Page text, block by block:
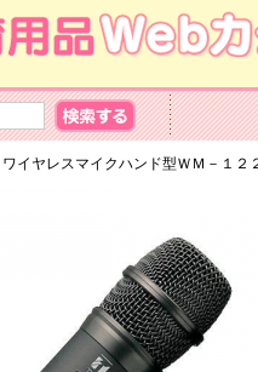
ワイヤレスマイクハンド型ＷＭ－１２